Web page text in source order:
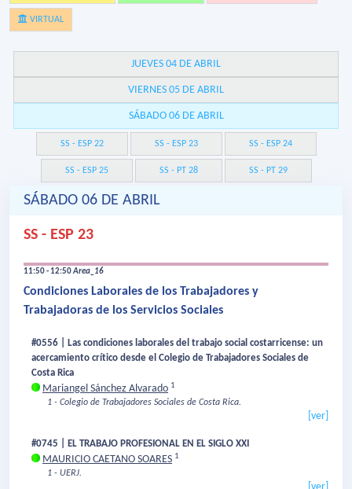
VIRTUAL
JUEVES 04 DE ABRIL
VIERNES 05 DE ABRIL
SÁBADO 06 DE ABRIL
SS - ESP 22 SS - ESP 23 SS - ESP 24
SS - ESP 25 SS - PT 28 SS - PT 29
SÁBADO 06 DE ABRIL
SS - ESP 23
11:50 - 12:50Area_16
Condiciones Laborales de los Trabajadores y
Trabajadoras de los Servicios Sociales
#0556 | Las condiciones laborales del trabajo social costarricense: un
acercamiento crítico desde el Colegio de Trabajadores Sociales de
Costa Rica
Mariangel Sánchez Alvarado 1
1 - Colegio de Trabajadores Sociales de Costa Rica.
[ver]
#0745 | EL TRABAJO PROFESIONAL EN EL SIGLO XXI
MAURICIO CAETANO SOARES 1
1 - UERJ.